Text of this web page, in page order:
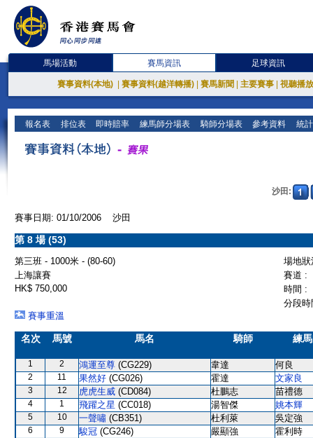
馬場活動 賽馬資訊 足球資訊
賽事資料(本地) 賽事資料(越洋轉播) 賽馬新聞 主要賽事 視聽播
報名表 排位表 即時賠率 練馬師分場表 騎師分場表 參考資料 統
沙田:
賽事日期: 01/10/2006 沙田
第 8 場 (53)
第三班 - 1000米 - (80-60)
場地
上海讓賽
賽道 :
HK$ 750,000
時間 :
分段
賽事重溫
名次 馬號 馬名 騎師 練
1 2 鴻運至尊 (CG229) 韋達 何良
2 11 果然好 (CG026) 霍達 文家良
3 12 虎虎生威 (CD084) 杜鵬志 苗禮德
4 1 飛躍之星 (CC018) 湯智傑 姚本輝
5 10 一聲嘯 (CB351) 杜利萊 吳定強
6 9 駿冠 (CG246) 嚴顯強 霍利時